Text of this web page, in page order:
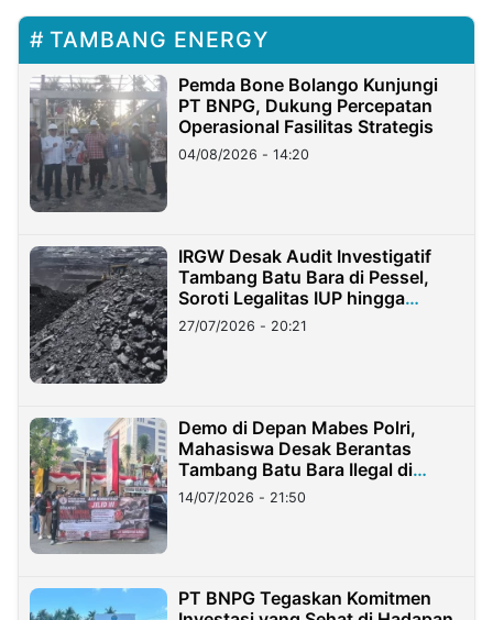
TAMBANG ENERGY
Pemda Bone Bolango Kunjungi
PT BNPG, Dukung Percepatan
Operasional Fasilitas Strategis
04/08/2026 - 14:20
IRGW Desak Audit Investigatif
Tambang Batu Bara di Pessel,
Soroti Legalitas IUP hingga
Stockpile
27/07/2026 - 20:21
Demo di Depan Mabes Polri,
Mahasiswa Desak Berantas
Tambang Batu Bara Ilegal di
Lampung
14/07/2026 - 21:50
PT BNPG Tegaskan Komitmen